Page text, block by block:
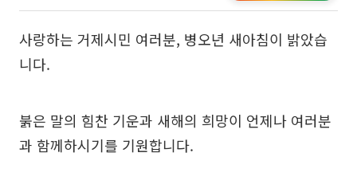
사랑하는 거제시민 여러분, 병오년 새아침이 밝았습
니다.
붉은 말의 힘찬 기운과 새해의 희망이 언제나 여러분
과 함께하시기를 기원합니다.